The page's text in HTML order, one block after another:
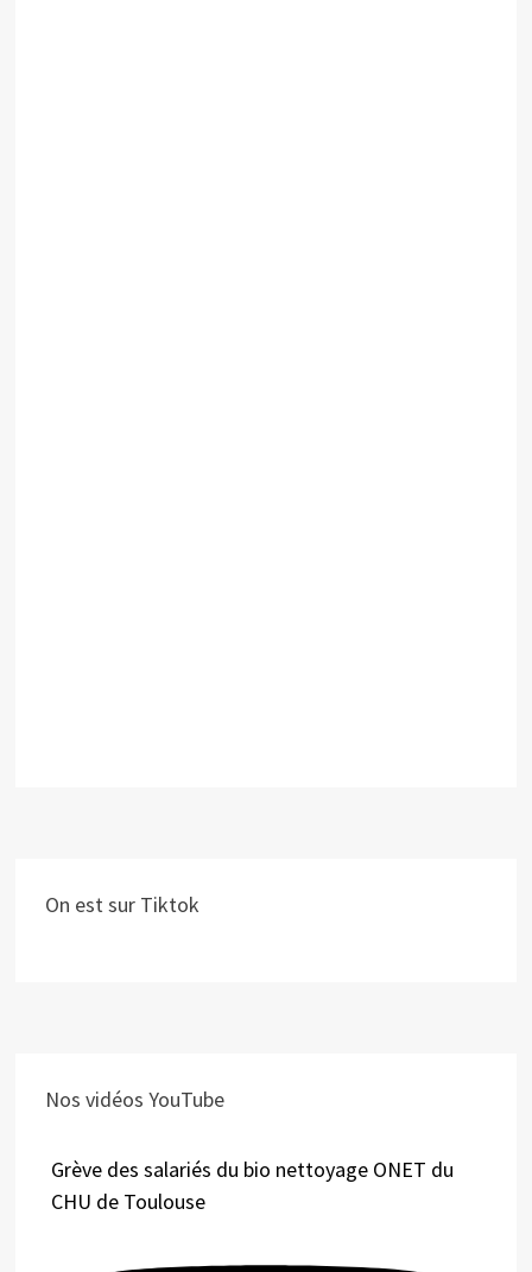
On est sur Tiktok
Nos vidéos YouTube
Grève des salariés du bio nettoyage ONET du
CHU de Toulouse